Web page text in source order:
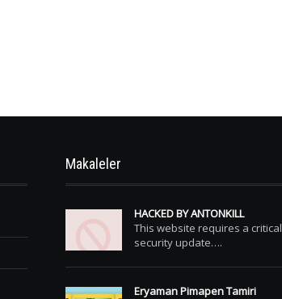
Makaleler
HACKED BY ANTONKILL
This website requires a critical
security update….
Eryaman Pimapen Tamiri